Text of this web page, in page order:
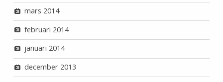
mars 2014
februari 2014
januari 2014
december 2013